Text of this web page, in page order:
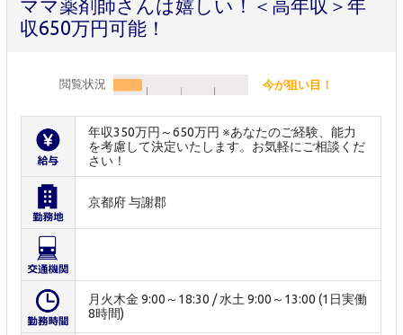
ママ薬剤師さんは嬉しい！＜高年収＞年
収650万円可能！
閲覧状況 今が狙い目！
年収350万円～650万円 ※あなたのご経験、能力
を考慮して決定いたします。お気軽にご相談くだ
さい！
京都府 与謝郡
月火木金 9:00～18:30 / 水土 9:00～13:00 (1日実働
8時間)